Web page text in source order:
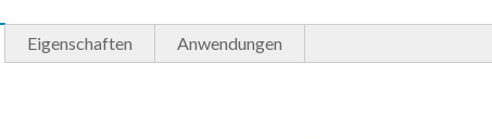
Eigenschaften Anwendungen